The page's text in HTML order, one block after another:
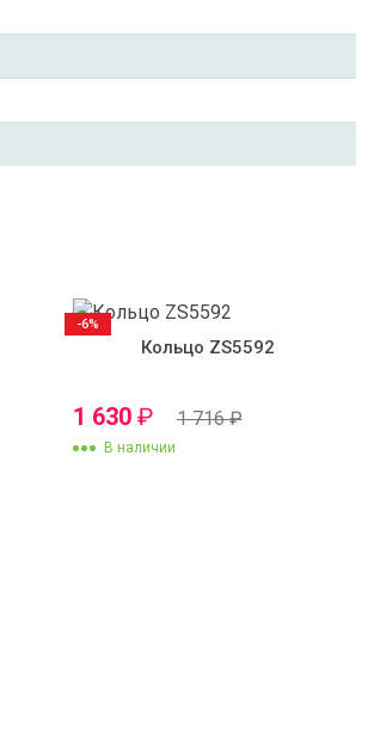
Кольцо ZS5592
1 630 ₽ 1 716₽
В наличии
-6%